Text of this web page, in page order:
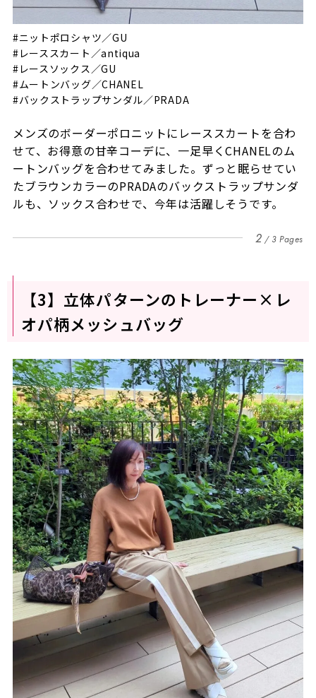
#ニットポロシャツ／GU
#レーススカート／antiqua
#レースソックス／GU
#ムートンバッグ／CHANEL
#バックストラップサンダル／PRADA
メンズのボーダーポロニットにレーススカートを合わ
せて、お得意の甘辛コーデに、一足早くCHANELのム
ートンバッグを合わせてみました。ずっと眠らせてい
たブラウンカラーのPRADAのバックストラップサンダ
ルも、ソックス合わせで、今年は活躍しそうです。
2 3 Pages
【3】立体パターンのトレーナー×レ
オパ柄メッシュバッグ